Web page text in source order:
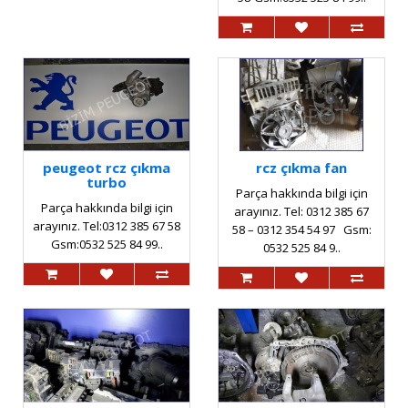
peugeot rcz çıkma
turbo
Parça hakkında bilgi için
arayınız. Tel:0312 385 67 58
Gsm:0532 525 84 99..
rcz çıkma fan
Parça hakkında bilgi için
arayınız. Tel: 0312 385 67
58 – 0312 354 54 97 Gsm:
0532 525 84 9..